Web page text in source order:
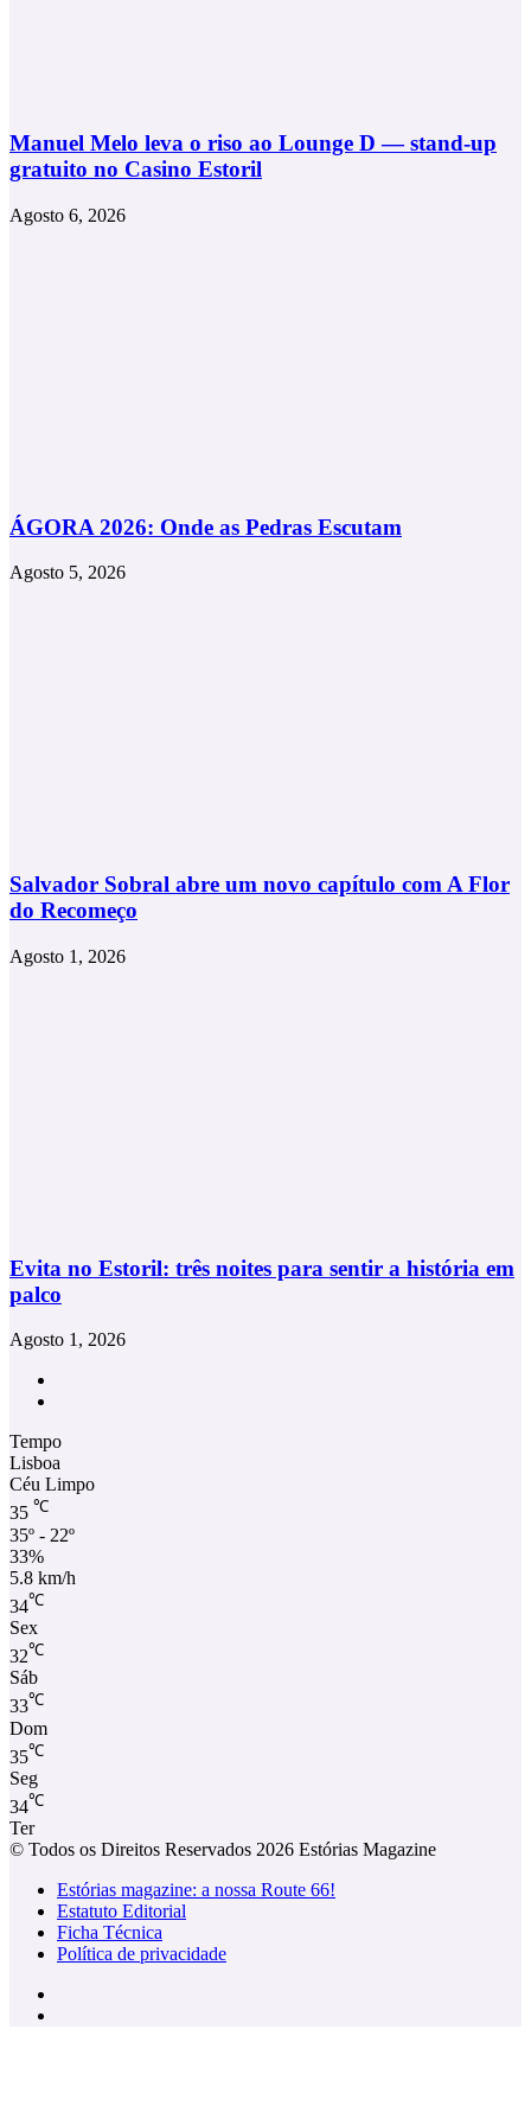
Manuel Melo leva o riso ao Lounge D — stand-up
gratuito no Casino Estoril
Agosto 6, 2026
ÁGORA 2026: Onde as Pedras Escutam
Agosto 5, 2026
Salvador Sobral abre um novo capítulo com A Flor
do Recomeço
Agosto 1, 2026
Evita no Estoril: três noites para sentir a história em
palco
Agosto 1, 2026
Tempo
Lisboa
Céu Limpo
35 ℃
35º - 22º
33%
5.8 km/h
34℃
Sex
32℃
Sáb
33℃
Dom
35℃
Seg
34℃
Ter
© Todos os Direitos Reservados 2026 Estórias Magazine
Estórias magazine: a nossa Route 66!
Estatuto Editorial
Ficha Técnica
Política de privacidade